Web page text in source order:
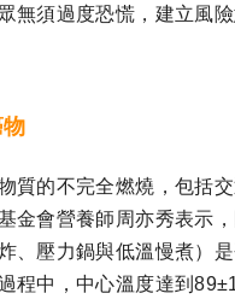
無須過度恐慌，建立風
質的不完全燃燒，包括
金會營養師周亦秀表示
、壓力鍋與低溫慢煮）
程中，中心溫度達到